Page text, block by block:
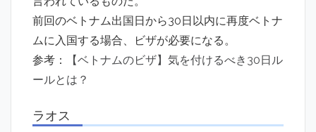
前回のベトナム出国日から30日以内に再度ベトナ
ムに入国する場合、ビザが必要になる。
参考：
【ベトナムのビザ】気を付けるべき30日ル
ールとは？
ラオス